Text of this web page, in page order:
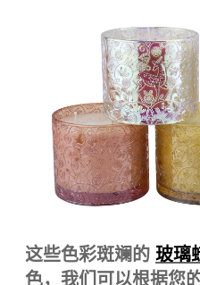
这些色彩斑斓的 玻璃
色，我们可以根据您